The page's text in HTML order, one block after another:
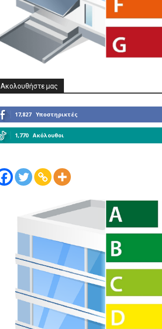
Ακολουθήστε μας
17,827 Υποστηρικτές
1,770 Ακόλουθοι